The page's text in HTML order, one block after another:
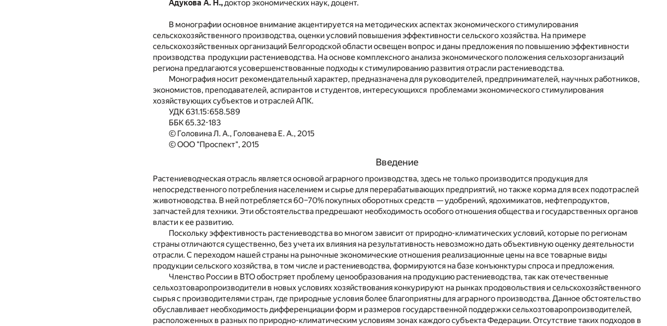
Адукова А. Н.,доктор экономических наук, доцент.
В монографии основное внимание акцентируется на методических аспектах экономического стимулирования
сельскохозяйственного производства, оценки условий повышения эффективности сельского хозяйства. На примере
сельскохозяйственных организаций Белгородской области освещен вопрос и даны предложения по повышению эффективности
производства продукции растениеводства. На основе комплексного анализа экономического положения сельхозорганизаций
региона предлагаются усовершенствованные подходы к стимулированию развития отрасли растениеводства.
Монография носит рекомендательный характер, предназначена для руководителей, предпринимателей, научных работников,
экономистов, преподавателей, аспирантов и студентов, интересующихся проблемами экономического стимулирования
хозяйствующих субъектов и отраслей АПК.
УДК 631.15:658.589
ББК 65.32-183
© Головина Л. А., Голованева Е. А., 2015
© ООО "Проспект", 2015
Введение
Растениеводческая отрасль является основой аграрного производства, здесь не только производится продукция для
непосредственного потребления населением и сырье для перерабатывающих предприятий, но также корма для всех подотраслей
животноводства. В ней потребляется 60–70% покупных оборотных средств — удобрений, ядохимикатов, нефтепродуктов,
запчастей для техники. Эти обстоятельства предрешают необходимость особого отношения общества и государственных органов
власти к ее развитию.
Поскольку эффективность растениеводства во многом зависит от природно-климатических условий, которые по регионам
страны отличаются существенно, без учета их влияния на результативность невозможно дать объективную оценку деятельности
отрасли. С переходом нашей страны на рыночные экономические отношения реализационные цены на все товарные виды
продукции сельского хозяйства, в том числе и растениеводства, формируются на базе конъюнктуры спроса и предложения.
Членство России в ВТО обостряет проблему ценообразования на продукцию растениеводства, так как отечественные
сельхозтоваропроизводители в новых условиях хозяйствования конкурируют на рынках продовольствия и сельскохозяйственного
сырья с производителями стран, где природные условия более благоприятны для аграрного производства. Данное обстоятельство
обуславливает необходимость дифференциации форм и размеров государственной поддержки сельхозтоваропроизводителей,
расположенных в разных по природно-климатическим условиям зонах каждого субъекта Федерации. Отсутствие таких подходов в